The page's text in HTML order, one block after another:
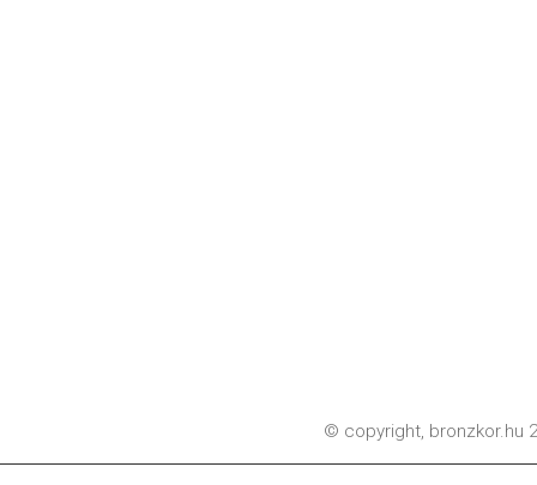
© copyright, bronzkor.hu